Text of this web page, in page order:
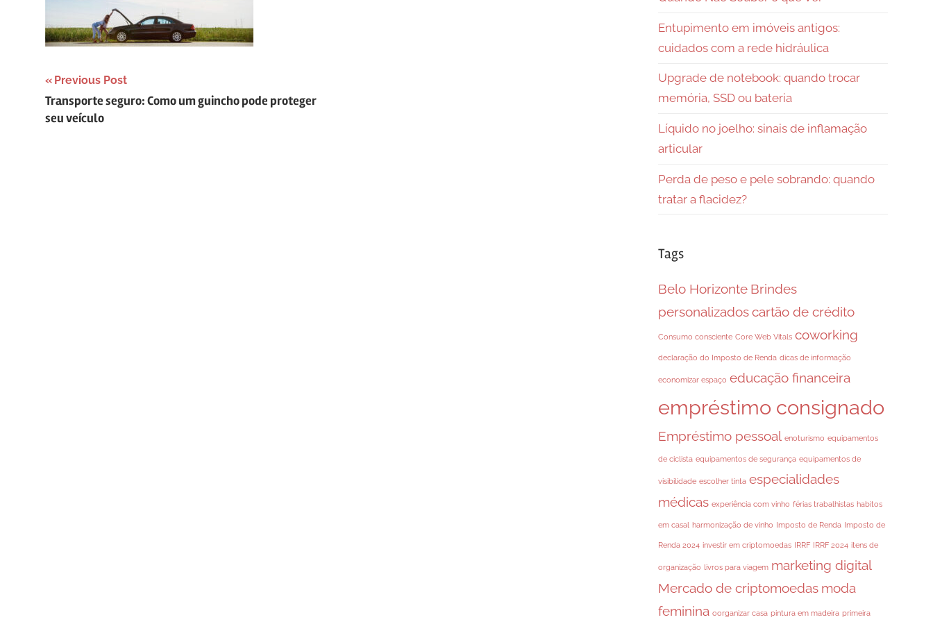
Navegação
de
Previous Post
Transporte seguro: Como um guincho pode proteger
seu veículo
Entupimento em imóveis antigos:
cuidados com a rede hidráulica
Upgrade de notebook: quando trocar
memória, SSD ou bateria
Líquido no joelho: sinais de inflamação
articular
Perda de peso e pele sobrando: quando
tratar a flacidez?
Tags
Belo Horizonte Brindes
personalizadoscartão de crédito
Consumo consciente Core Web Vitals coworking
declaração do Imposto de Renda dicas de informação
economizar espaço educação financeira
empréstimo consignado
Empréstimo pessoal enoturismo equipamentos
de ciclista equipamentos de segurança equipamentos de
visibilidade escolher tinta especialidades
médicas experiência com vinho férias trabalhistas habitos
em casal harmonização de vinho Imposto de Renda Imposto de
Renda 2024 investir em criptomoedas IRRF IRRF 2024 itens de
organização livros para viagem marketing digital
Mercado de criptomoedas moda
feminina oorganizar casa pintura em madeira primeira